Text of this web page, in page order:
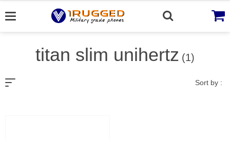
to
titan slim unihertz (1)
Sort by :